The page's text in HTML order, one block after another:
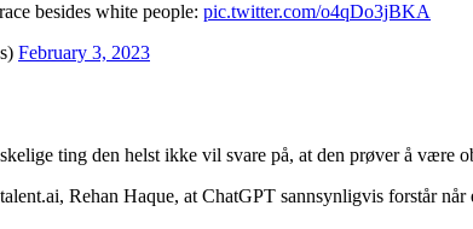
besides white people: pic.twitter.com/o4qDo3jBKA
February 3, 2023
ting den helst ikke vil svare på, at den prøver å
Rehan Haque, at ChatGPT sannsynligvis forstår